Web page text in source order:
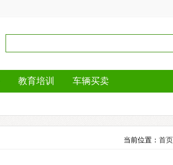
教育培训 车辆买卖
当前位置： 首页